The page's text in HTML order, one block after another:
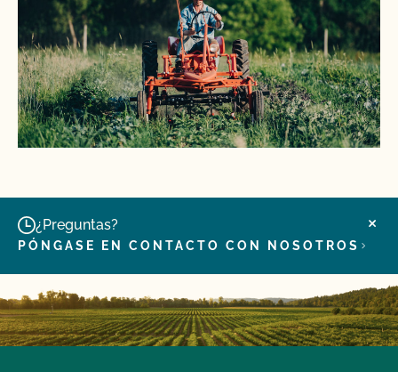
¿Preguntas?
PÓNGASE EN CONTACTO CON NOSOTROS